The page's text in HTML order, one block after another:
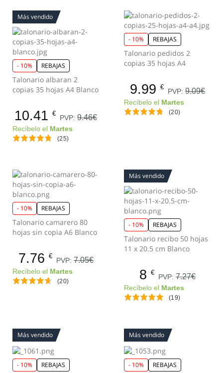
Más vendido
- 10% REBAJAS
Talonario albaran 2
copias 35 hojas A4 Blanco
10.41 €
PVP: 9.46€
Recíbelo el Martes
(25)
- 10% REBAJAS
Talonario pedidos 2
copias 35 hojas A4
9.99 €
PVP: 9.09€
Recíbelo el Martes
(20)
- 10% REBAJAS
Talonario camarero 80
hojas sin copia A6 Blanco
7.76 €
PVP: 7.05€
Recíbelo el Martes
(20)
Más vendido
- 10% REBAJAS
Talonario recibo 50 hojas
11 x 20.5 cm Blanco
8 €
PVP: 7.27€
Recíbelo el Martes
(19)
Más vendido
- 10% REBAJAS
Más vendido
- 10% REBAJAS